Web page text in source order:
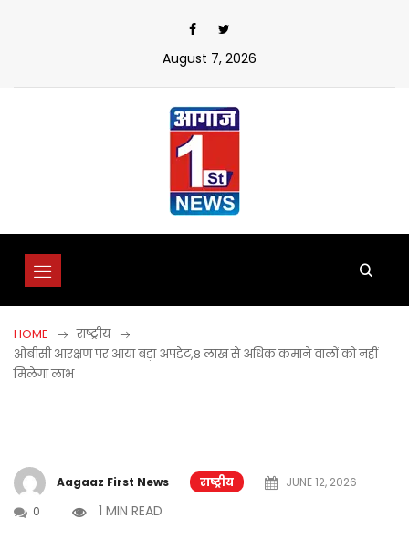
August 7, 2026
HOME
राष्ट्रीय
ओबीसी आरक्षण पर आया बड़ा अपडेट,8 लाख से अधिक कमाने वालों को नहीं
मिलेगा लाभ
Aagaaz First News राष्ट्रीय
JUNE 12, 2026
0
1 MIN READ